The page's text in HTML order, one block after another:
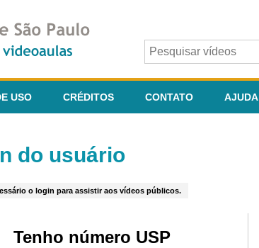
USO CRÉDITOS CONTATO AJUDA
do usuário
o login para assistir aos vídeos públicos.
Tenho número USP